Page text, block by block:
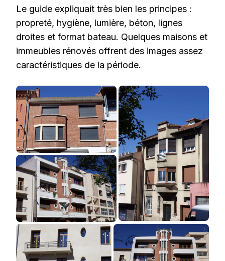
Le guide expliquait très bien les principes :
propreté, hygiène, lumière, béton, lignes
droites et format bateau. Quelques maisons et
immeubles rénovés offrent des images assez
caractéristiques de la période.